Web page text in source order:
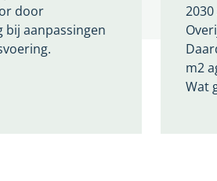
door
aanpassingen
m2
Wat